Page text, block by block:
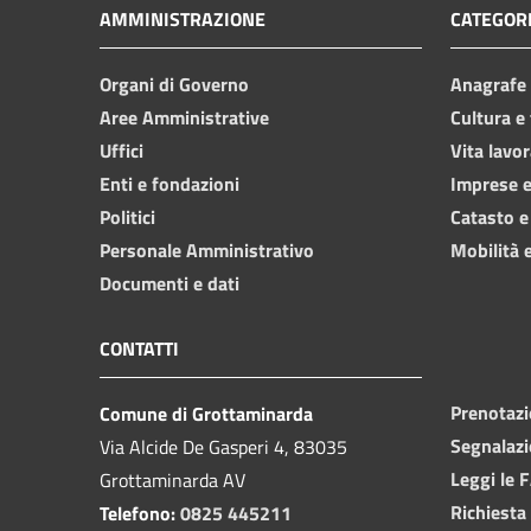
AMMINISTRAZIONE
Organi di Governo
Aree Amministrative
Uffici
Enti e fondazioni
Politici
Personale Amministrativo
Documenti e dati
Cultura
Vita
Imprese
Catasto
Mobilità
CONTATTI
Comune di Grottaminarda
Via Alcide De Gasperi 4, 83035
Grottaminarda AV
Telefono:0825 445211
Leggi le